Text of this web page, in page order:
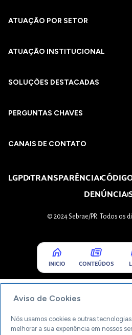
ATUAÇÃO POR SETOR
ATUAÇÃO INSTITUCIONAL
SOLUÇÕES DESTACADAS
PERGUNTAS CHAVES​
CANAIS DE CONTATO
LGPDTRANSPARÊNCIA
DENÚNCIA
© 2024 Sebrae/PR. Todos os
INICIO CONTEÚDOS
Aviso de Cookies
Nós usamos cookies e outras
melhorar a sua experiência em nossos